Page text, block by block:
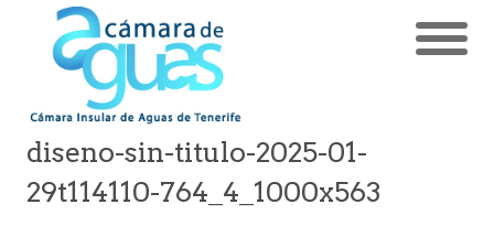
diseno-sin-titulo-2025-01-
29t114110-764_4_1000x563